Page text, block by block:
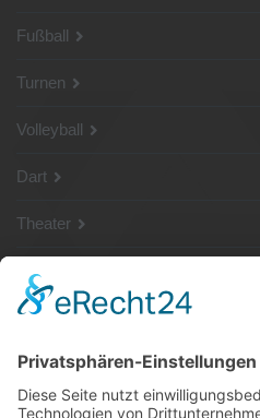
Fußball
Turnen
Volleyball
Dart
Theater
SG Shop
Sponsoren
Kontakt